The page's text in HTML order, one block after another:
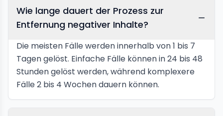
Wie lange dauert der Prozess zur
Entfernung negativer Inhalte?
Die meisten Fälle werden innerhalb von 1 bis 7
Tagen gelöst. Einfache Fälle können in 24 bis 48
Stunden gelöst werden, während komplexere
Fälle 2 bis 4 Wochen dauern können.